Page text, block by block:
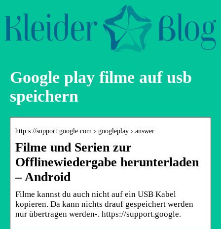
Google play filme auf usb
speichern
http s://support.google.com › googleplay › answer
Filme und Serien zur
Offlinewiedergabe herunterladen
– Android
Filme kannst du auch nicht auf ein USB Kabel
kopieren. Da kann nichts drauf gespeichert werden
nur übertragen werden-. https://support.google.